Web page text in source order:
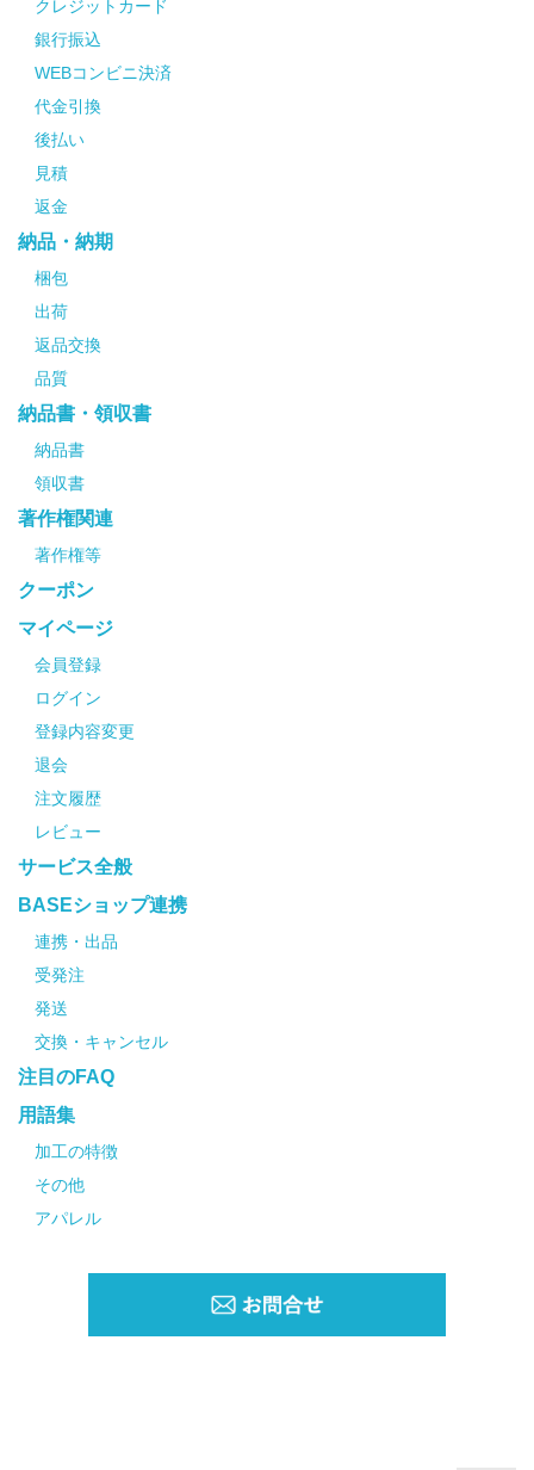
クレジットカード
銀行振込
WEBコンビニ決済
代金引換
後払い
見積
返金
納品・納期
梱包
出荷
返品交換
品質
納品書・領収書
納品書
領収書
著作権関連
著作権等
クーポン
マイページ
会員登録
ログイン
登録内容変更
退会
注文履歴
レビュー
サービス全般
BASEショップ連携
連携・出品
受発注
発送
交換・キャンセル
注目のFAQ
用語集
加工の特徴
その他
アパレル